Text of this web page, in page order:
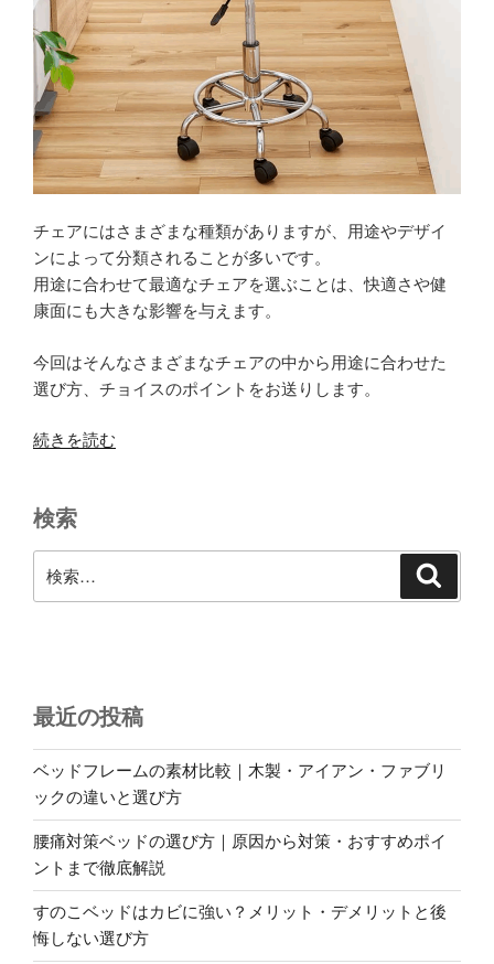
と
心
地
よ
く
な
る
食
用
チ
ェ
ア”
チェアにはさまざまな種類がありますが、用途やデザイ
ンによって分類されることが多いです。
用途に合わせて最適なチェアを選ぶことは、快適さや健
康面にも大きな影響を与えます。
今回はそんなさまざまなチェアの中から用途に合わせた
選び方、チョイスのポイントをお送りします。
“用
合
せ
た
の
選
び
の
続きを読む
検索
索:
最近の投稿
ベッドフレームの素材比較｜木製・アイアン・ファブリ
ックの違いと選び方
腰痛対策ベッドの選び方｜原因から対策・おすすめポイ
ントまで徹底解説
すのこベッドはカビに強い？メリット・デメリットと後
悔しない選び方